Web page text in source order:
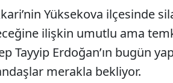
Yüksekova ilçesinde
ilişkin umutlu ama
Tayyip Erdoğan’ın bugün
merakla bekliyor.